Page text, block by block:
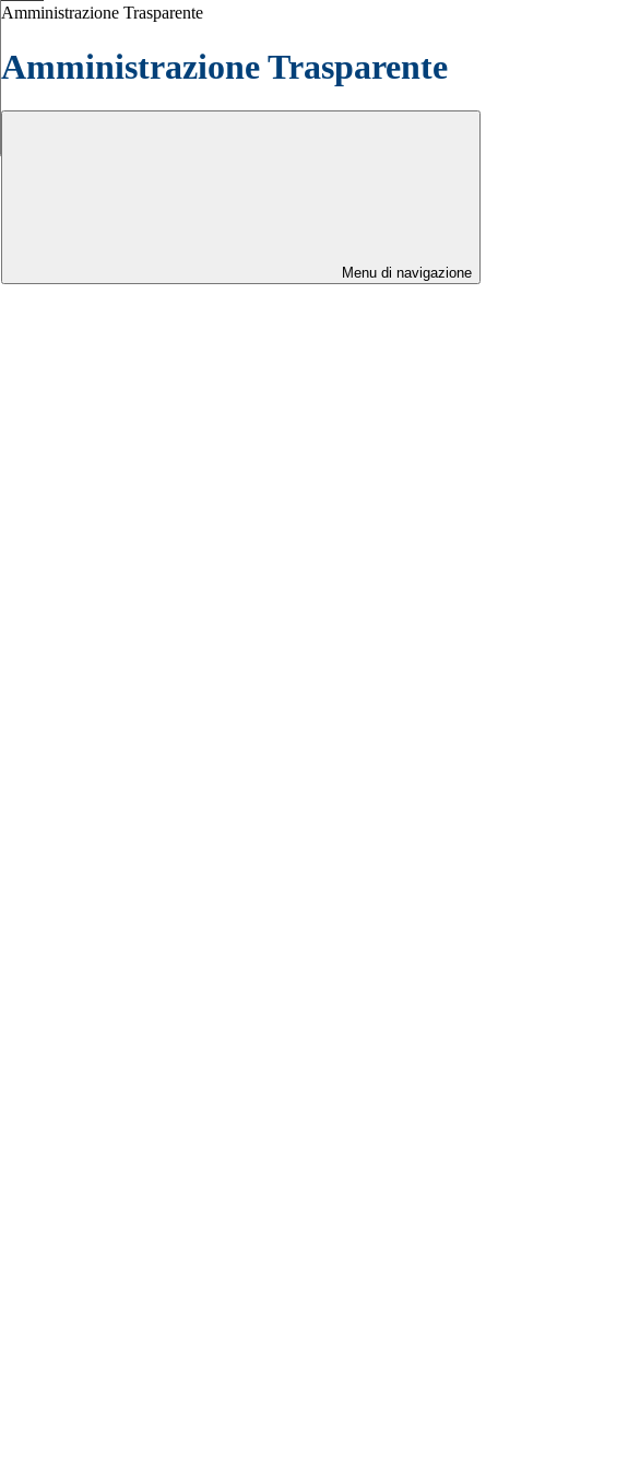
Amministrazione Trasparente
Amministrazione Trasparente
Menu di navigazione